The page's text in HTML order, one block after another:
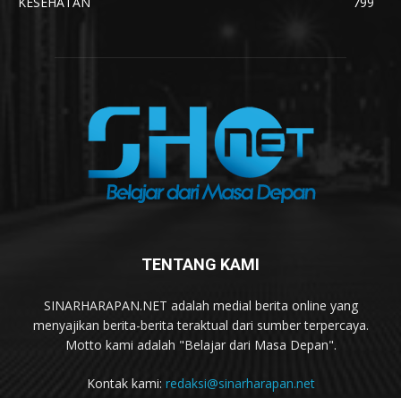
TENTANG KAMI
SINARHARAPAN.NET adalah medial berita online yang
menyajikan berita-berita teraktual dari sumber terpercaya.
Motto kami adalah "Belajar dari Masa Depan".
Kontak kami: redaksi@sinarharapan.net